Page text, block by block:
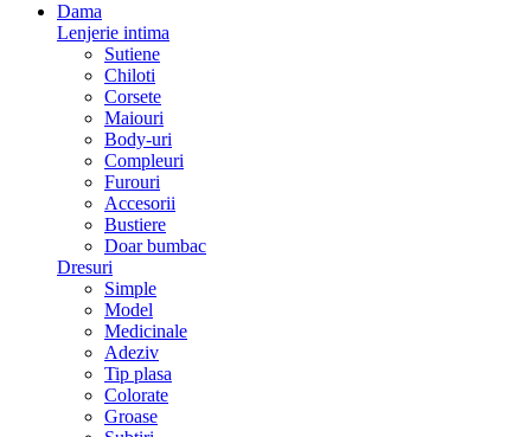
Dama
Lenjerie intima
Sutiene
Chiloti
Corsete
Maiouri
Body-uri
Compleuri
Furouri
Accesorii
Bustiere
Doar bumbac
Dresuri
Simple
Model
Medicinale
Adeziv
Tip plasa
Colorate
Groase